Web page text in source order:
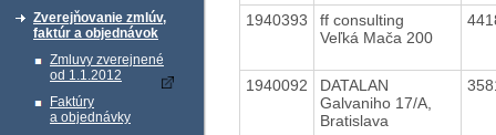
Zverejňovanie zmlúv,
faktúr a objednávok
Zmluvy zverejnené
od 1.1.2012
Faktúry
a objednávky
1940393
ff consulting
Veľká Mača 200
1940092
DATALAN
Galvaniho 17/A,
Bratislava